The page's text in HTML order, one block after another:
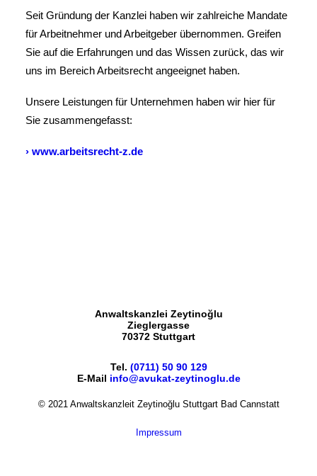
Seit Gründung der Kanzlei haben wir zahlreiche Mandate
für Arbeitnehmer und Arbeitgeber übernommen. Greifen
Sie auf die Erfahrungen und das Wissen zurück, das wir
uns im Bereich Arbeitsrecht angeeignet haben.
Unsere Leistungen für Unternehmen haben wir hier für
Sie zusammengefasst:
› www.arbeitsrecht-z.de
Anwaltskanzlei Zeytinoğlu
Zieglergasse
70372 Stuttgart
Tel. (0711) 50 90 129
E-Mail info@avukat-zeytinoglu.de
© 2021 Anwaltskanzleit Zeytinoğlu Stuttgart Bad Cannstatt
Impressum